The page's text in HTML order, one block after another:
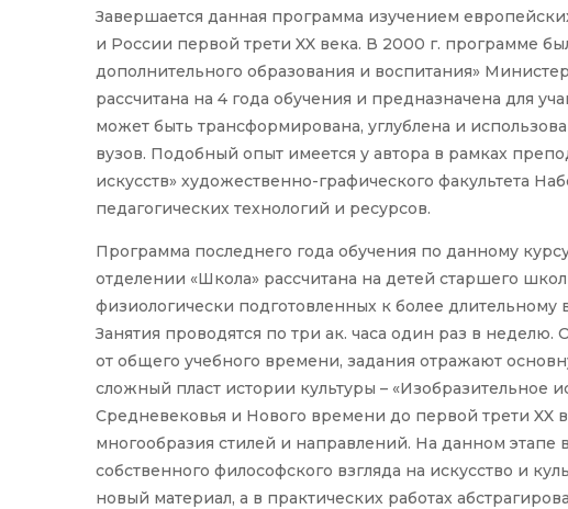
Завершается данная программа изучением
и России первой трети XX века. В 2000 г. программе
дополнительного образования и воспитания»
рассчитана на 4 года обучения и предназначена для
может быть трансформирована, углублена и
вузов. Подобный опыт имеется у автора в рамках
искусств» художественно-графического факультета
педагогических технологий и ресурсов.
Программа последнего года обучения по данному
отделении «Школа» рассчитана на детей старшего
физиологически подготовленных к более длительному
Занятия проводятся по три ак. часа один раз в неделю.
от общего учебного времени, задания отражают
сложный пласт истории культуры – «Изобразительное
Средневековья и Нового времени до первой трети XX
многообразия стилей и направлений. На данном
собственного философского взгляда на искусство и
новый материал, а в практических работах